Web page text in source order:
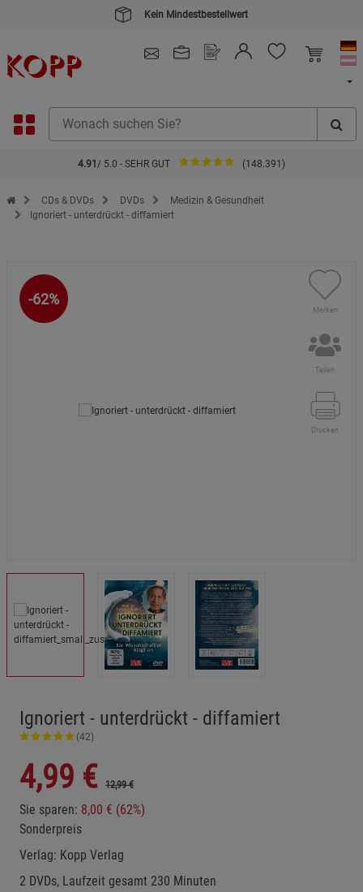
Kein Mindestbestellwert
4.91 / 5.0 - SEHR GUT (148.391)
Zur Startseite des Kopp Verlag Online-Shop
CDs & DVDs DVDs
Medizin & Gesundheit
Ignoriert - unterdrückt - diffamiert
-62%
Merken
Teilen
Drucken
Ignoriert - unterdrückt - diffamiert
(42)
4,99 € 12,99 €
Sie sparen: 8,00 € (62%)
Sonderpreis
Verlag: Kopp Verlag
2 DVDs, Laufzeit gesamt 230 Minuten